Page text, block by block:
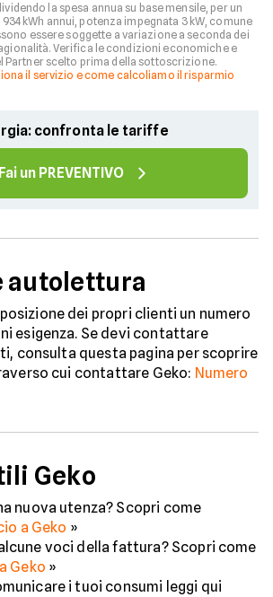
la spesa annua su base mensile, per un
kWh annui, potenza impegnata 3 kW, comune
essere soggette a variazione a seconda dei
Verifica le condizioni economiche e
Partner scelto prima della sottoscrizione.
il servizio e come calcoliamo il risparmio
confronta le tariffe
Fai un PREVENTIVO
autolettura
dei propri clienti un numero
esigenza. Se devi contattare
consulta questa pagina per scoprire
cui contattare Geko: Numero
Geko
nuova utenza? Scopri come
a Geko »
voci della fattura? Scopri come
Geko »
i tuoi consumi leggi qui